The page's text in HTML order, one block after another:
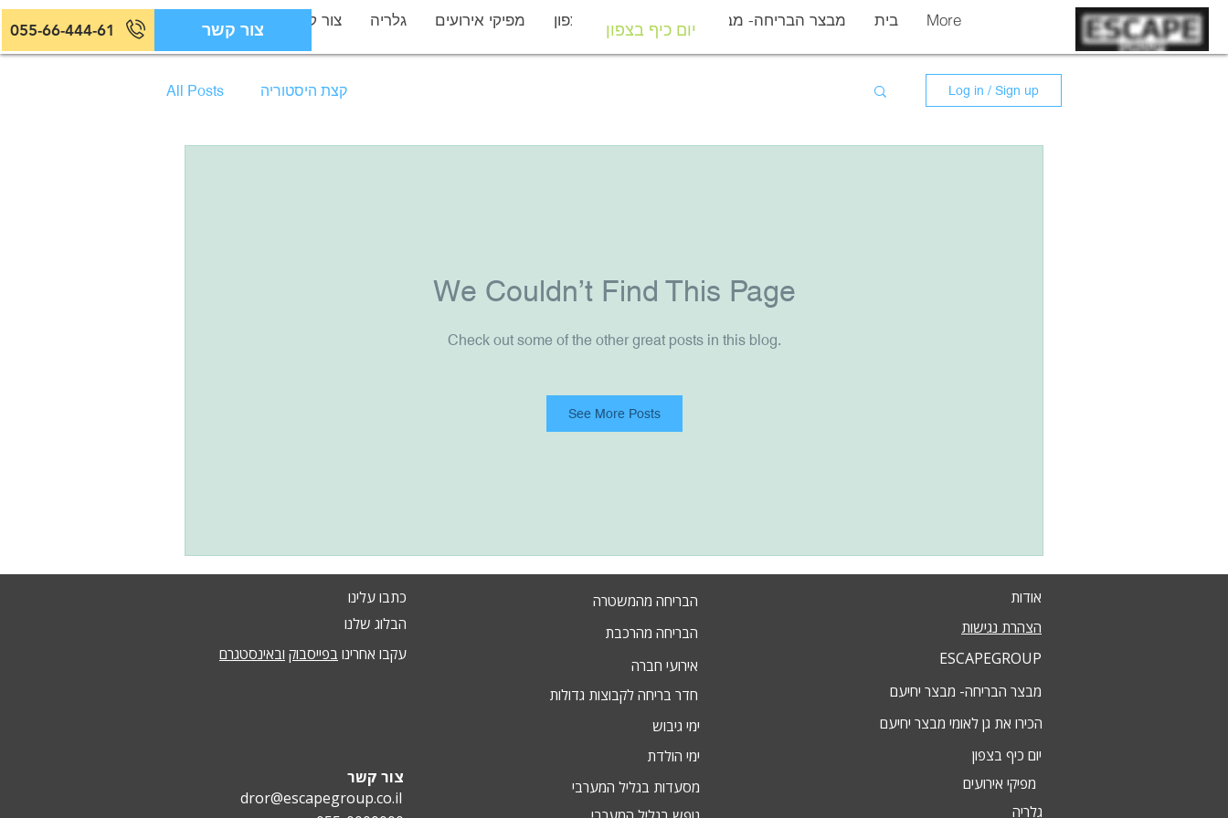
055-66-444-61
צור קשר גלריה מפיקי אירועים יום כיף בצפון מבצר הבריחה- מבצר יחיעם בית More
יום כיף בצפון צור קשר
All Posts קצת היסטוריה Log in / Sign up
We Couldn’t Find This Page
Check out some of the other great posts in this blog.
See More Posts
כתבו עלינו
הבלוג שלנו
עקבו אחרינו בפייסבוק ובאינסטגרם
הבריחה מהמשטרה
הבריחה מהרכבת
אירועי חברה
חדר בריחה לקבוצות גדולות
ימי גיבוש
צור קשר
dror@escapegroup.co.il
ימי הולדת
מסעדות בגליל המערבי
אודות
הצהרת נגישות
ESCAPEGROUP
מבצר הבריחה- מבצר יחיעם
הכירו את גן לאומי מבצר יחיעם
יום כיף בצפון
מפיקי אירועים
גלריה